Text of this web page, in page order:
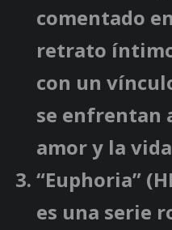
comentado
retrato
con un
se enfrentan
amor y la
“Euphoria”
es una serie